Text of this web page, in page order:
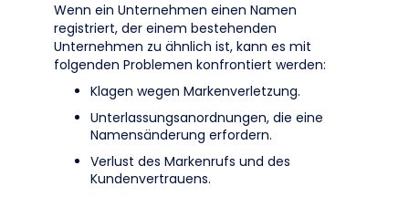
Wenn ein Unternehmen einen Namen
registriert, der einem bestehenden
Unternehmen zu ähnlich ist, kann es mit
folgenden Problemen konfrontiert werden:
Klagen wegen Markenverletzung.
Unterlassungsanordnungen, die eine
Namensänderung erfordern.
Verlust des Markenrufs und des
Kundenvertrauens.